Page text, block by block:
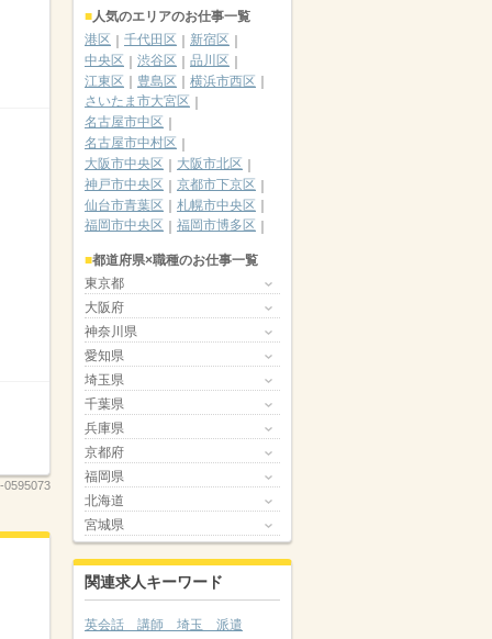
0595073
人気のエリアのお仕事一覧
港区
千代田区
新宿区
中央区
渋谷区
品川区
江東区
豊島区
横浜市西区
さいたま市大宮区
名古屋市中区
名古屋市中村区
大阪市中央区
大阪市北区
神戸市中央区
京都市下京区
仙台市青葉区
札幌市中央区
福岡市中央区
福岡市博多区
都道府県×職種のお仕事一覧
東京都
大阪府
神奈川県
愛知県
埼玉県
千葉県
兵庫県
京都府
福岡県
北海道
宮城県
関連求人キーワード
英会話 講師 埼玉 派遣